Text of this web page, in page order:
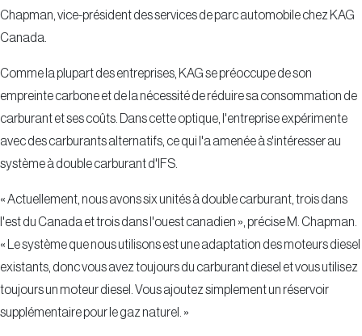
Chapman, vice-président des services de parc automobile chez KAG
Canada.
Comme la plupart des entreprises, KAG se préoccupe de son
empreinte carbone et de la nécessité de réduire sa consommation de
carburant et ses coûts. Dans cette optique, l'entreprise expérimente
avec des carburants alternatifs, ce qui l'a amenée à s'intéresser au
système à double carburant d'IFS.
« Actuellement, nous avons six unités à double carburant, trois dans
l'est du Canada et trois dans l'ouest canadien », précise M. Chapman.
« Le système que nous utilisons est une adaptation des moteurs diesel
existants, donc vous avez toujours du carburant diesel et vous utilisez
toujours un moteur diesel. Vous ajoutez simplement un réservoir
supplémentaire pour le gaz naturel. »